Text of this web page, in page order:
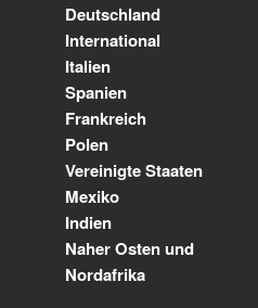
Deutschland
International
Italien
Spanien
Frankreich
Polen
Vereinigte Staaten
Mexiko
Indien
Naher Osten und
Nordafrika